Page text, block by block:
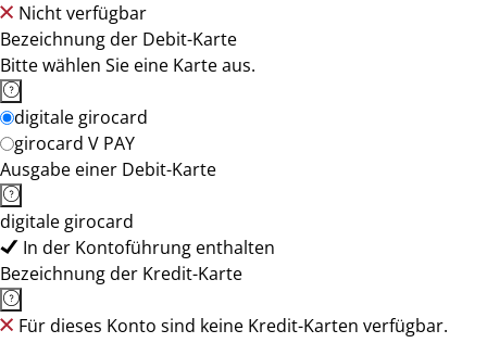
Nicht verfügbar
Bezeichnung der Debit-Karte
Bitte wählen Sie eine Karte aus.
digitale girocard
girocard V PAY
Ausgabe einer Debit-Karte
digitale girocard
In der Kontoführung enthalten
Bezeichnung der Kredit-Karte
Für dieses Konto sind keine Kredit-Karten verfügbar.